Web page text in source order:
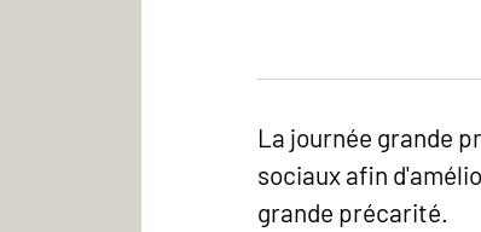
La journée grande
sociaux afin
grande précarité.